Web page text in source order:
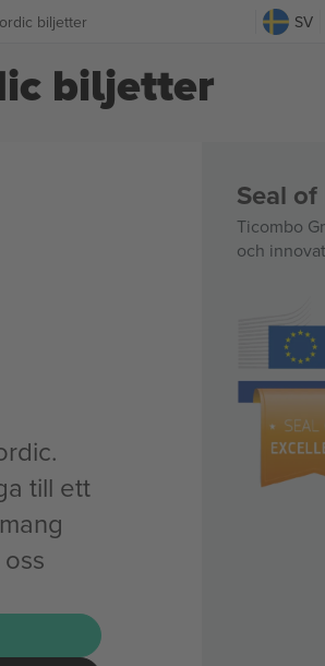
biljetter SV
biljetter
till ett
Seal
Ticombo
och